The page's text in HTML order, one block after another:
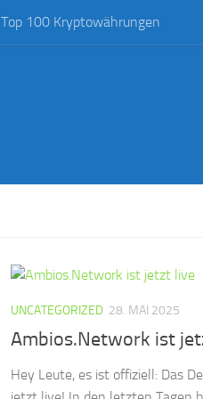
Top 100 Kryptowährungen
UNCATEGORIZED 28. MAI 2025
Ambios.Network ist
Hey Leute, es ist offiziell: Das